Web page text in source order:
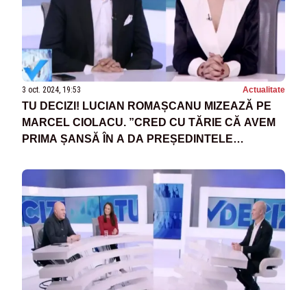
3 oct. 2024, 19:53 Actualitate
TU DECIZI! LUCIAN ROMAȘCANU MIZEAZĂ PE
MARCEL CIOLACU. ”CRED CU TĂRIE CĂ AVEM
PRIMA ȘANSĂ ÎN A DA PREȘEDINTELE